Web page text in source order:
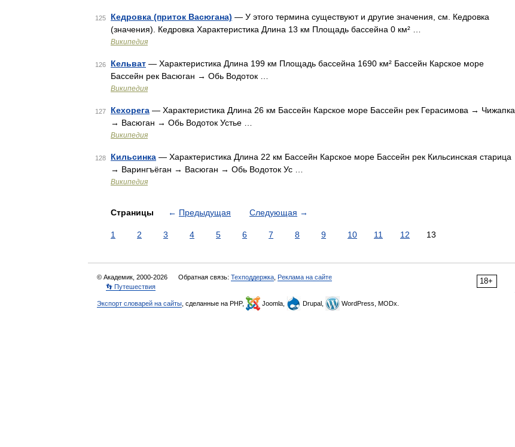
125 Кедровка (приток Васюгана) — У этого термина существуют и другие значения, см. Кедровка
(значения). Кедровка Характеристика Длина 13 км Площадь бассейна 0 км² …
Википедия
126 Кельват — Характеристика Длина 199 км Площадь бассейна 1690 км² Бассейн Карское море
Бассейн рек Васюган → Обь Водоток …
Википедия
127 Кехорега — Характеристика Длина 26 км Бассейн Карское море Бассейн рек Герасимова → Чижапка
→ Васюган → Обь Водоток Устье …
Википедия
128 Кильсинка — Характеристика Длина 22 км Бассейн Карское море Бассейн рек Кильсинская старица
→ Варингъёган → Васюган → Обь Водоток Ус …
Википедия
Страницы ← Предыдущая Следующая →
1 2 3 4 5 6 7 8 9 10 11 12 13
18+
© Академик, 2000-2026 Обратная связь: Техподдержка Реклама на сайте
👣 Путешествия
Экспорт словарей на сайты , сделанные на PHP, Joomla, Drupal, WordPress, MODx.